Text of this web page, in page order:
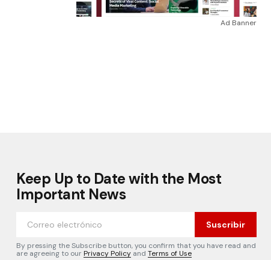
Ad Banner
Keep Up to Date with the Most
Important News
Suscribir
By pressing the Subscribe button, you confirm that you have read and
are agreeing to ourPrivacy Policy and Terms of Use